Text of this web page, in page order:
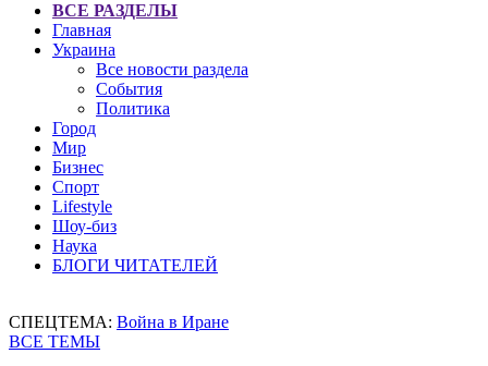
ВСЕ РАЗДЕЛЫ
Главная
Украина
Все новости раздела
События
Политика
Город
Мир
Бизнес
Спорт
Lifestyle
Шоу-биз
Наука
БЛОГИ ЧИТАТЕЛЕЙ
СПЕЦТЕМА: Война в Иране
ВСЕ ТЕМЫ